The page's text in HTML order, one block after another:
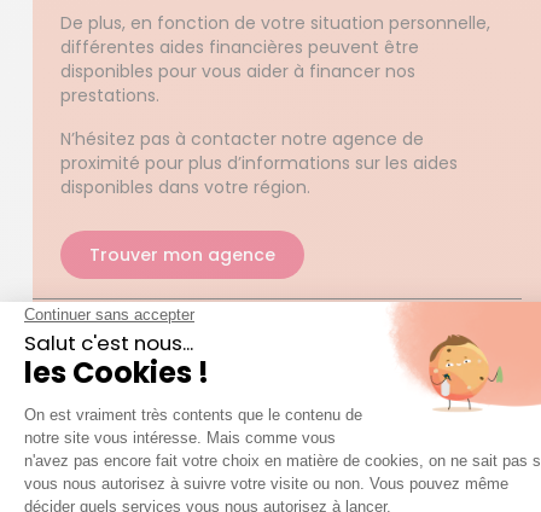
De plus, en fonction de votre situation personnelle,
différentes aides financières peuvent être
disponibles pour vous aider à financer nos
prestations.
N’hésitez pas à contacter notre agence de
proximité pour plus d’informations sur les aides
disponibles dans votre région.
Trouver mon agence
Pour devenir aide-ménagère chez Azaé, ai-je
besoin d’un diplôme ?
Devons-nous fournir le matériel au jardinier
d’Azaé ?